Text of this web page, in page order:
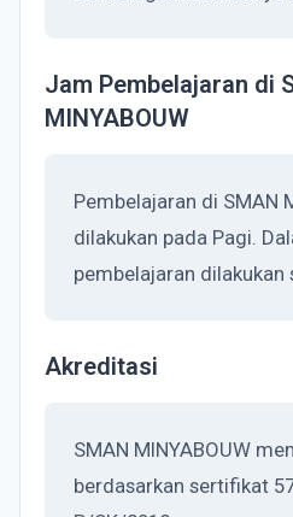
Jam Pembelajaran di
MINYABOUW
Pembelajaran di SMAN
dilakukan pada Pagi.
pembelajaran dilakukan
Akreditasi
SMAN MINYABOUW
berdasarkan sertifikat